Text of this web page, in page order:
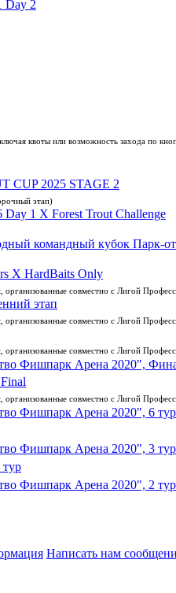
Day 2
квоты или возможность захода по
CUP 2025 STAGE 2
этап)
1 X Forest Trout Challenge
командный кубок Парк-
X HardBaits Only
совместно с Лигой
этап
совместно с Лигой
совместно с Лигой
Фишпарк Арена 2020",
совместно с Лигой
Фишпарк Арена 2020", 6 тур
Фишпарк Арена 2020", 3 тур
Фишпарк Арена 2020", 2 тур
Написать нам